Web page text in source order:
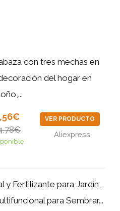
con tres mechas en
del hogar en
VER PRODUCTO
Aliexpress
y Fertilizante para Jardín,
para Sembrar...